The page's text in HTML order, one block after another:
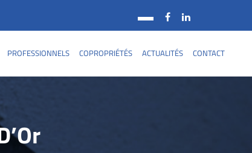
PROFESSIONNELS COPROPRIÉTÉS ACTUALITÉS CONTACT